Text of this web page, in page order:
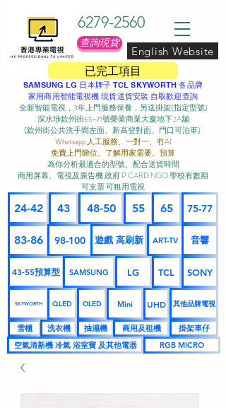
已完工項目
6279-2560
查詢現貨
English Website
SAMSUNG LG 日本牌子 TCL SKYWORTH 各品牌
家用商用智能電視機 現貨送貨安裝 自取歡迎查詢
全新智能電視，3年上門服務保養，另送掛架(指定型號)
深水埗欽州街65-71號榮業商業大廈地下2A舖
(欽州街公共洗手間左面、新高登對面、門口可泊車) ​
Whatsapp 人工服務、一對一、冇AI
免費上門睇位、了解用家需要、預算
為你分析最適合的型號、配合送貨時間
商用屏幕、電視及廣告機 政府 P CARD NGO 學校有數期
可支票 可租用電視
24-42 43 48-50 55 65 75-77
83-86 98-100 遊戲 高刷新 ART-TV 音響
43-55預算型 SAMSUNG LG TCL SONY
SKYWORTH QLED OLED Mini UHD 其他品牌電視
雪櫃 洗衣機 抽濕機 商用及租機
掛架車仔
空氣清新機 冷氣 浴室寶 及其他電器
RGB MICRO